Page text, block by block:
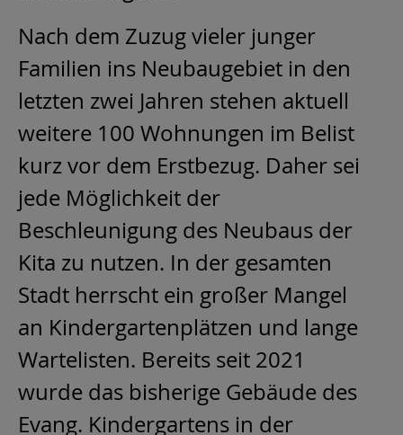
Nach dem Zuzug vieler junger
Familien ins Neubaugebiet in den
letzten zwei Jahren stehen aktuell
weitere 100 Wohnungen im Belist
kurz vor dem Erstbezug. Daher sei
jede Möglichkeit der
Beschleunigung des Neubaus der
Kita zu nutzen. In der gesamten
Stadt herrscht ein großer Mangel
an Kindergartenplätzen und lange
Wartelisten. Bereits seit 2021
wurde das bisherige Gebäude des
Evang. Kindergartens in der